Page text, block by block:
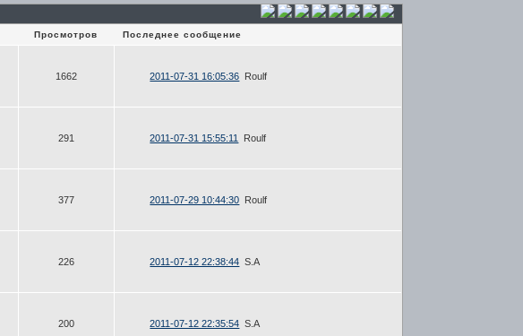
Просмотров Последнее сообщение
1662 2011-07-31 16:05:36 Roulf
291 2011-07-31 15:55:11 Roulf
377 2011-07-29 10:44:30 Roulf
226 2011-07-12 22:38:44 S.A
200 2011-07-12 22:35:54 S.A